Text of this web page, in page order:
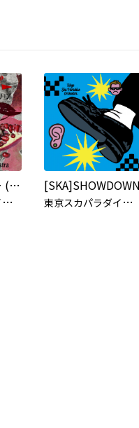
崖っぷちルビー (VS. アイナ・ジ・エンド)
東
京スカパラダイスオーケストラ
[SKA]SHOWDOWN
東
京スカパラダイスオーケストラ